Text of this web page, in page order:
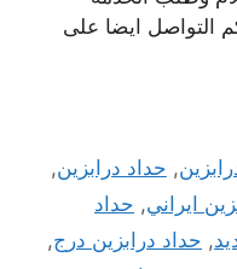
التواصل ايضا على
, حداد درابزين,
ايراني, حداد
, حداد درابزين درج,